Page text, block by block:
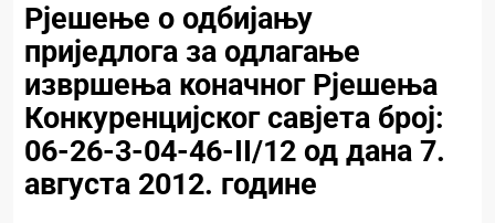
Рјешењe о одбијању
приједлога за одлагање
извршења коначног Рјешења
Конкуренцијског савјета број:
06-26-3-04-46-II/12 од дана 7.
августа 2012. године